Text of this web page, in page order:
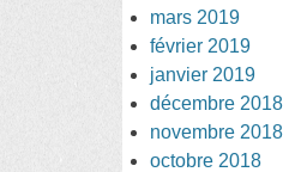
mars 2019
février 2019
janvier 2019
décembre 2018
novembre 2018
octobre 2018